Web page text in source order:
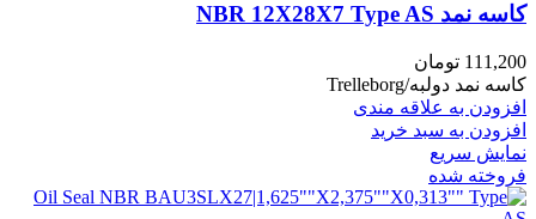
کاسه نمد NBR 12X28X7 Type AS
111,200 تومان
کاسه نمد دولبه/Trelleborg
افزودن به علاقه مندی
افزودن به سبد خرید
نمایش سریع
فروخته شده